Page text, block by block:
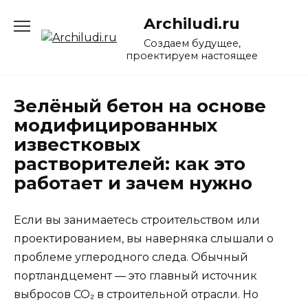
содержанию
Archiludi.ru
Создаем будущее,
проектируем настоящее
Зелёный бетон на основе
модифицированных
известковых
растворителей: как это
работает и зачем нужно
Если вы занимаетесь строительством или
проектированием, вы наверняка слышали о
проблеме углеродного следа. Обычный
портландцемент — это главный источник
выбросов CO₂ в строительной отрасли. Но